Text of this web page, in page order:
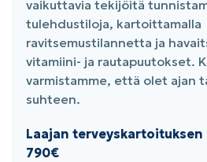
vaikuttavia tekijöitä
tulehdustiloja, kartoittamalla
ravitsemustilannetta ja
vitamiini- ja rautapuutokset.
varmistamme, että olet ajan
suhteen.
Laajan
790€